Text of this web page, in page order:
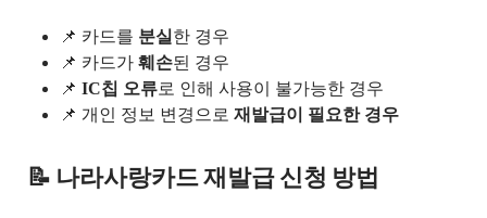
📌 카드를 분실 한 경우
📌 카드가 훼손된 경우
📌 IC칩 오류로 인해 사용이 불가능한 경우
📌 개인 정보 변경으로 재발급이 필요한 경우
📝 나라사랑카드 재발급 신청 방법